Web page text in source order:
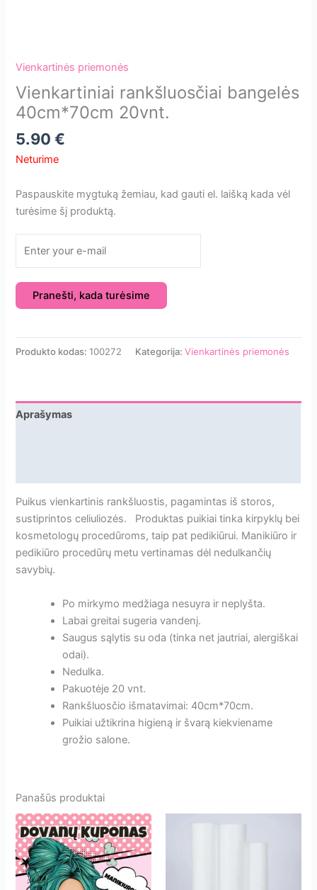
Vienkartinės priemonės
Vienkartiniai rankšluosčiai bangelės
40cm*70cm 20vnt.
5.90€
Neturime
Paspauskite mygtuką žemiau, kad gauti el. laišką kada vėl
turėsime šį produktą.
Pranešti, kada turėsime
Produkto kodas:100272 Kategorija:Vienkartinės priemonės
Aprašymas
Puikus vienkartinis rankšluostis, pagamintas iš storos,
sustiprintos celiuliozės. Produktas puikiai tinka kirpyklų bei
kosmetologų procedūroms, taip pat pedikiūrui. Manikiūro ir
pedikiūro procedūrų metu vertinamas dėl nedulkančių
savybių.
Po mirkymo medžiaga nesuyra ir neplyšta.
Labai greitai sugeria vandenį.
Saugus sąlytis su oda (tinka net jautriai, alergiškai
odai).
Nedulka.
Pakuotėje 20 vnt.
Rankšluosčio išmatavimai: 40cm*70cm.
Puikiai užtikrina higieną ir švarą kiekviename
grožio salone.
Panašūs produktai